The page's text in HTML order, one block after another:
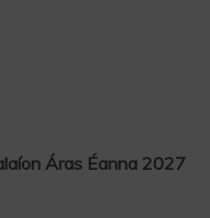
Áras Éanna 2027